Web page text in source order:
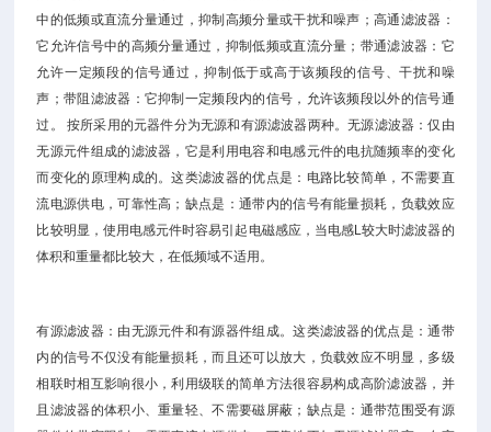
中的低频或直流分量通过，抑制高频分量或干扰和噪声；高通滤波器：
它允许信号中的高频分量通过，抑制低频或直流分量；带通滤波器：它
允许一定频段的信号通过，抑制低于或高于该频段的信号、干扰和噪
声；带阻滤波器：它抑制一定频段内的信号，允许该频段以外的信号通
过。 按所采用的元器件分为无源和有源滤波器两种。无源滤波器：仅由
无源元件组成的滤波器，它是利用电容和电感元件的电抗随频率的变化
而变化的原理构成的。这类滤波器的优点是：电路比较简单，不需要直
流电源供电，可靠性高；缺点是：通带内的信号有能量损耗，负载效应
比较明显，使用电感元件时容易引起电磁感应，当电感L较大时滤波器的
体积和重量都比较大，在低频域不适用。
有源滤波器：由无源元件和有源器件组成。这类滤波器的优点是：通带
内的信号不仅没有能量损耗，而且还可以放大，负载效应不明显，多级
相联时相互影响很小，利用级联的简单方法很容易构成高阶滤波器，并
且滤波器的体积小、重量轻、不需要磁屏蔽；缺点是：通带范围受有源